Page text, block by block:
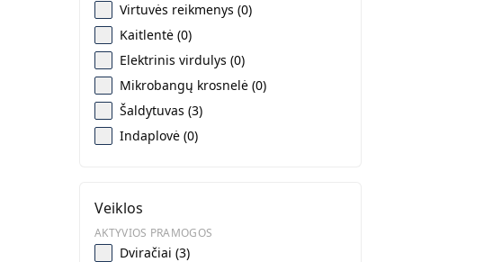
Virtuvės reikmenys (0)
Kaitlentė (0)
Elektrinis virdulys (0)
Mikrobangų krosnelė (0)
Šaldytuvas (3)
Indaplovė (0)
Veiklos
AKTYVIOS PRAMOGOS
Dviračiai (3)